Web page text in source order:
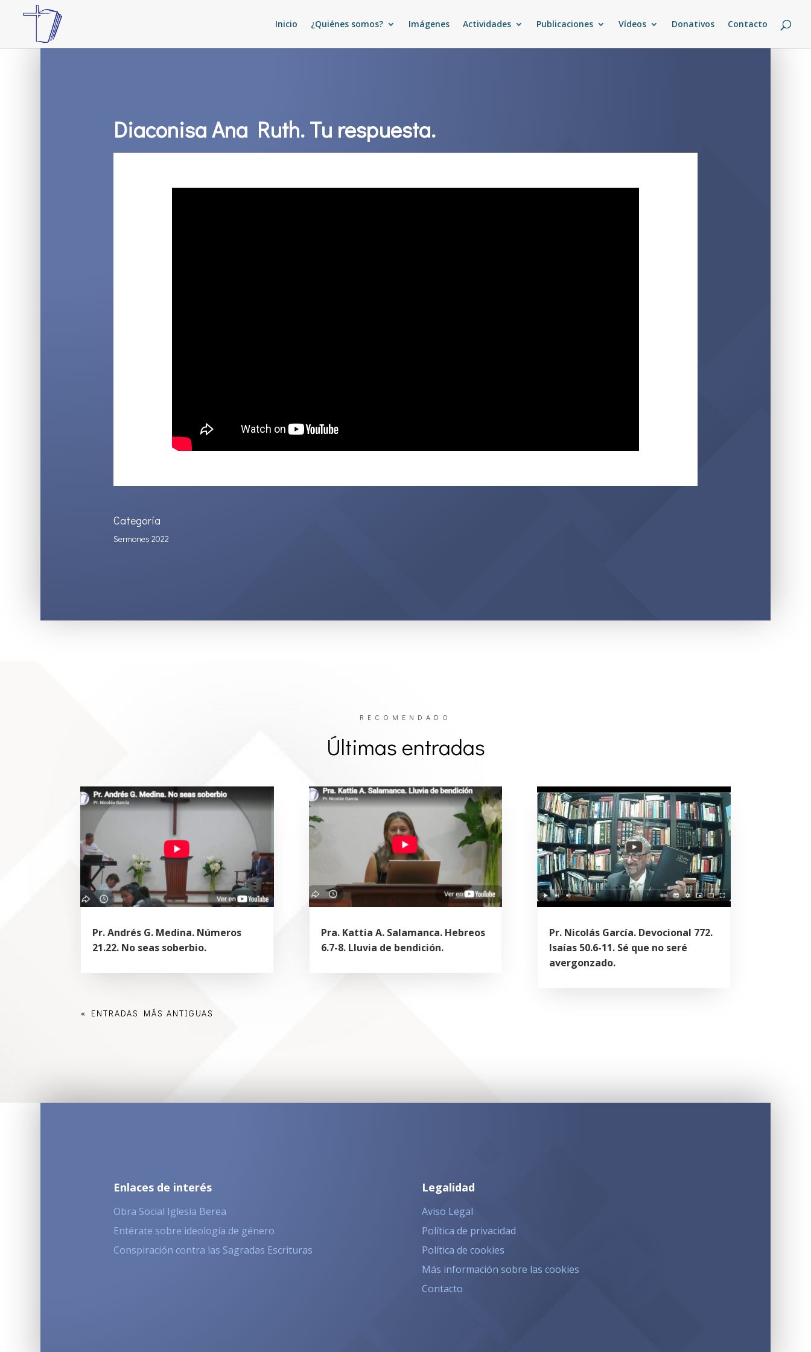
Inicio ¿Quiénes somos? Imágenes Actividades Publicaciones Vídeos Donativos Contacto
Diaconisa Ana Ruth. Tu respuesta.
Categoría
Sermones 2022
RECOMENDADO
Últimas entradas
Pr. Andrés G. Medina. Números
21.22. No seas soberbio.
Pra. Kattia A. Salamanca. Hebreos
6.7-8. Lluvia de bendición.
Pr. Nicolás García. Devocional 772.
Isaías 50.6-11. Sé que no seré
avergonzado.
« ENTRADAS MÁS ANTIGUAS
Enlaces de interés
Obra Social Iglesia Berea
Entérate sobre ideología de género
Conspiración contra las Sagradas Escrituras
Legalidad
Aviso Legal
Política de privacidad
Política de cookies
Más información sobre las cookies
Contacto